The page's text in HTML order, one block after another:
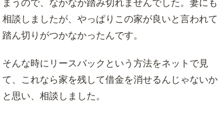
まうので、なかなか踏み切れませんでした。妻にも
相談しましたが、やっぱりこの家が良いと言われて
踏ん切りがつかなかったんです。
そんな時にリースバックという方法をネットで見
て、これなら家を残して借金を消せるんじゃないか
と思い、相談しました。